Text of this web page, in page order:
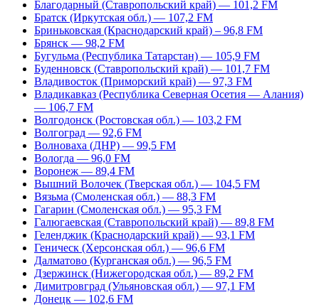
Благодарный (Ставропольский край) — 101,2 FM
Братск (Иркутская обл.) — 107,2 FM
Бриньковская (Краснодарский край) – 96,8 FM
Брянск — 98,2 FM
Бугульма (Республика Татарстан) — 105,9 FM
Буденновск (Ставропольский край) — 101,7 FM
Владивосток (Приморский край) — 97,3 FM
Владикавказ (Республика Северная Осетия — Алания)
— 106,7 FM
Волгодонск (Ростовская обл.) — 103,2 FM
Волгоград — 92,6 FM
Волноваха (ДНР) — 99,5 FM
Вологда — 96,0 FM
Воронеж — 89,4 FM
Вышний Волочек (Тверская обл.) — 104,5 FM
Вязьма (Смоленская обл.) — 88,3 FM
Гагарин (Смоленская обл.) — 95,3 FM
Галюгаевская (Ставропольский край) — 89,8 FM
Геленджик (Краснодарский край) — 93,1 FM
Геническ (Херсонская обл.) — 96,6 FM
Далматово (Курганская обл.) — 96,5 FM
Дзержинск (Нижегородская обл.) — 89,2 FM
Димитровград (Ульяновская обл.) — 97,1 FM
Донецк — 102,6 FM